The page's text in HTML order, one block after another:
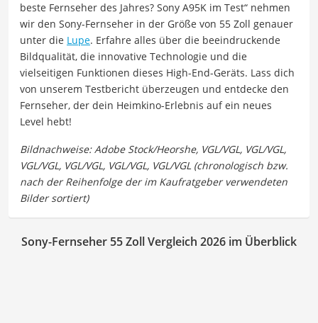
beste Fernseher des Jahres? Sony A95K im Test“ nehmen
wir den Sony-Fernseher in der Größe von 55 Zoll genauer
unter die Lupe. Erfahre alles über die beeindruckende
Bildqualität, die innovative Technologie und die
vielseitigen Funktionen dieses High-End-Geräts. Lass dich
von unserem Testbericht überzeugen und entdecke den
Fernseher, der dein Heimkino-Erlebnis auf ein neues
Level hebt!
Sony-Fernseher 55 Zoll Vergleich 2026 im Überblick